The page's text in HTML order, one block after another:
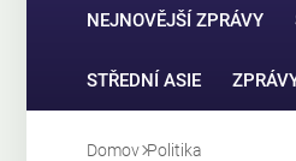
NEJNOVĚJŠÍ ZPRÁVY
STŘEDNÍ ASIE
Domov Politika